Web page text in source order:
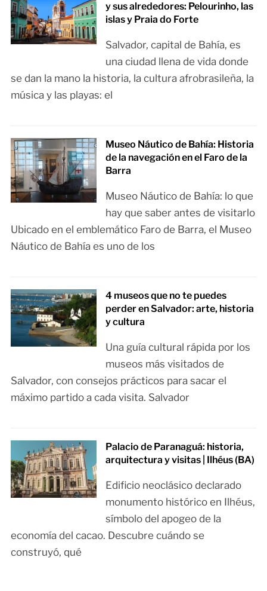
y sus alrededores: Pelourinho, las
islas y Praia do Forte
Salvador, capital de Bahía, es
una ciudad llena de vida donde
se dan la mano la historia, la cultura afrobrasileña, la
música y las playas: el
Museo Náutico de Bahía: Historia
de la navegación en el Faro de la
Barra
Museo Náutico de Bahía: lo que
hay que saber antes de visitarlo
Ubicado en el emblemático Faro de Barra, el Museo
Náutico de Bahía es uno de los
4 museos que no te puedes
perder en Salvador: arte, historia
y cultura
Una guía cultural rápida por los
museos más visitados de
Salvador, con consejos prácticos para sacar el
máximo partido a cada visita. Salvador
Palacio de Paranaguá: historia,
arquitectura y visitas | Ilhéus (BA)
Edificio neoclásico declarado
monumento histórico en Ilhéus,
símbolo del apogeo de la
economía del cacao. Descubre cuándo se
construyó, qué